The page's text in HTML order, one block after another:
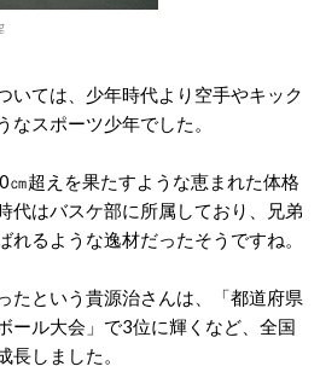
いては、少年時代より空手やキック
なスポーツ少年でした。
㎝超えを果たすような恵まれた体格
代はバスケ部に所属しており、兄弟
れるような逸材だったそうですね。
たという貴源治さんは、「都道府県
ール大会」で3位に輝くなど、全国
長しました。